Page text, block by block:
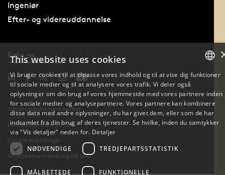
Ingeniør
Efter- og videreuddannelse
Følg os
Tilgængelighedserklæring
Databeskyttelse på SDU
Cookie indstillinger
Whistleblowerordning på SDU
DANISH
This website uses cookies
Vi bruger cookies til at tilpasse vores indhold og til at vise dig funktioner
til sociale medier og til at analysere vores trafik. Vi deler også
oplysninger om din brug af vores hjemmeside med vores partnere inden
for sociale medier og analysepartnere. Vores partnere kan kombinere
disse data med andre oplysninger, du har givet dem, eller som de har
indsamlet fra din brug af deres tjenester. Se hvilke, inden du samtykker
via "Vis detaljer" neden for. Detaljer
NØDVENDIGE
TREDJEPARTSSTATISTIK
MÅLRETTEDE FUNKTIONELLE